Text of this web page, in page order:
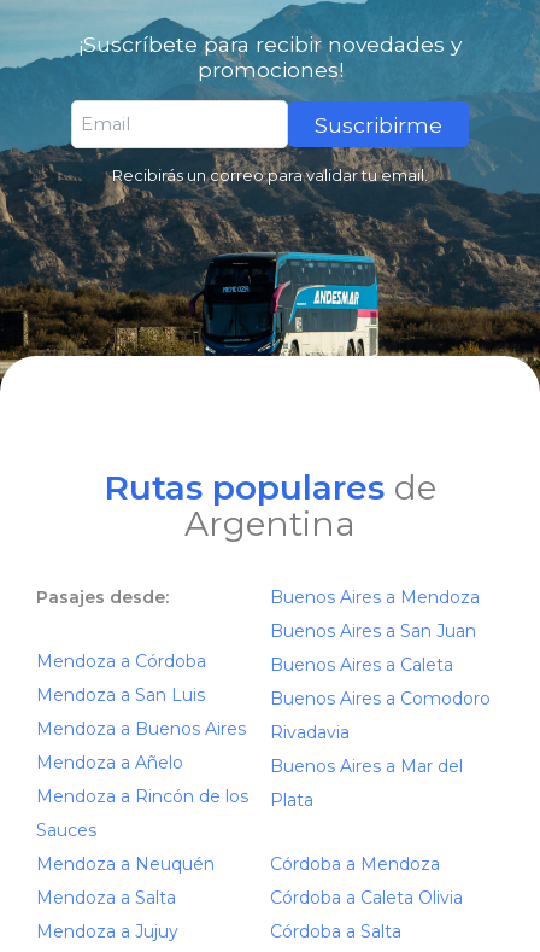
¡Suscríbete para recibir novedades y
promociones!
Suscribirme
Recibirás un correo para validar tu email.
Rutas populares de
Argentina
Pasajes desde:
Mendoza a Córdoba
Mendoza a San Luis
Mendoza a Buenos Aires
Mendoza a Añelo
Mendoza a Rincón de los
Sauces
Mendoza a Neuquén
Mendoza a Salta
Mendoza a Jujuy
Buenos Aires a Mendoza
Buenos Aires a San Juan
Buenos Aires a Caleta
Buenos Aires a Comodoro
Rivadavia
Buenos Aires a Mar del
Plata
Córdoba a Mendoza
Córdoba a Caleta Olivia
Córdoba a Salta